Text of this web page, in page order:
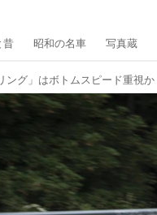
昔 昭和の名車 写真蔵